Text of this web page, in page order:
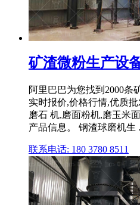
矿渣微粉生产设
阿里巴巴为您找到2000条
实时报价,价格行情,优质
磨石 机,磨面粉机,磨玉米
产品信息。 钢渣球磨机生 .
联系电话: 180 3780 8511